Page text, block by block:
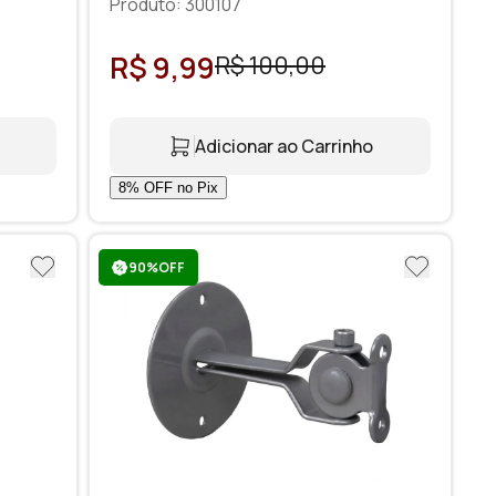
R$ 9,99R$ 100,00
Adicionar ao Carrinho
90%OFF